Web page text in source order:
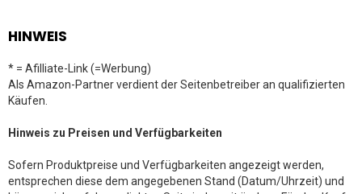
HINWEIS
* = Afilliate-Link (=Werbung)
Als Amazon-Partner verdient der Seitenbetreiber an qualifizierten
Käufen.
Hinweis zu Preisen und Verfügbarkeiten
Sofern Produktpreise und Verfügbarkeiten angezeigt werden,
entsprechen diese dem angegebenen Stand (Datum/Uhrzeit) und